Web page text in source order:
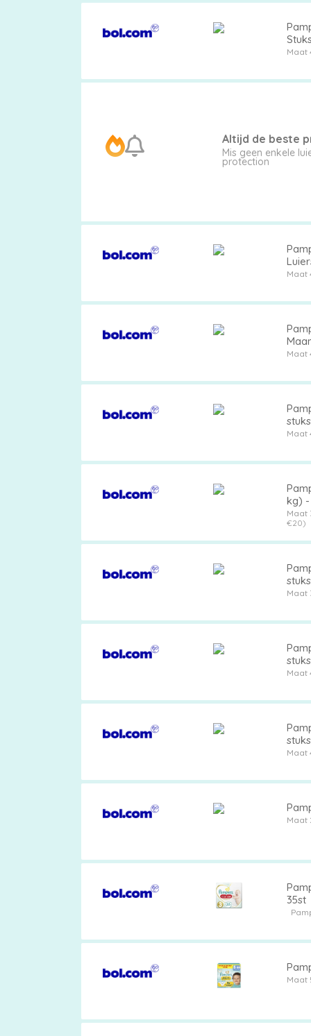
Maat
Altijd de beste
Mis geen enkele
protection
Maat
Maat
stuks
Maat
kg) -
te
en
Maat
€20)
stuks
Maat
stuks
Maat
Maat
Maat
35st
Maat